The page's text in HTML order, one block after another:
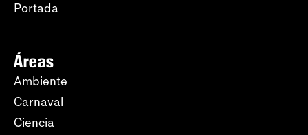
Portada
Áreas
Ambiente
Carnaval
Ciencia